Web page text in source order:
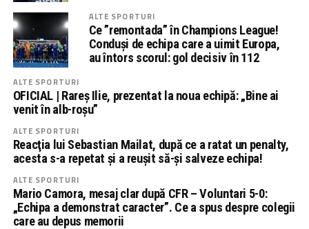
ALTE SPORTURI
Ce ”remontada” în Champions League!
Conduși de echipa care a uimit Europa,
au întors scorul: gol decisiv în 112
ALTE SPORTURI
OFICIAL | Rareş Ilie, prezentat la noua echipă: „Bine ai
venit în alb-roşu”
ALTE SPORTURI
Reacţia lui Sebastian Mailat, după ce a ratat un penalty,
acesta s-a repetat şi a reuşit să-şi salveze echipa!
ALTE SPORTURI
Mario Camora, mesaj clar după CFR – Voluntari 5-0:
„Echipa a demonstrat caracter”. Ce a spus despre colegii
care au depus memorii